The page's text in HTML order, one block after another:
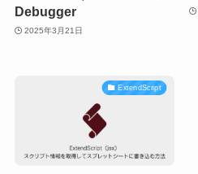
Debugger
2025年3月21日
ExtendScript